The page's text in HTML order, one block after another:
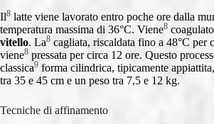
Il8 latte viene lavorato entro poche ore dalla
temperatura massima di 36°C. Viene8
vitello. La8 cagliata, riscaldata fino a 48°C per
viene8 pressata per circa 12 ore. Questo
classica9 forma cilindrica, tipicamente
tra 35 e 45 cm e un peso tra 7,5 e 12 kg.
Tecniche di affinamento